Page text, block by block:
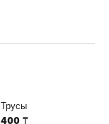
Трусы
400 ₸